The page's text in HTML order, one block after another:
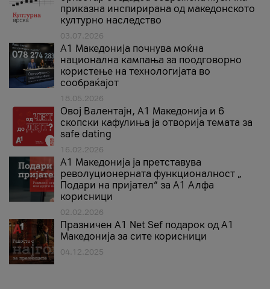
приказна инспирирана од македонското
културно наследство
03.07.2026
A1 Македонија почнува моќна
национална кампања за поодговорно
користење на технологијата во
сообраќајот
18.05.2026
Овој Валентајн, A1 Македонија и 6
скопски кафулиња ја отворија темата за
safe dating
16.02.2026
А1 Македонија ја претставува
револуционерната функционалност „
Подари на пријател“ за А1 Алфа
корисници
02.02.2026
Празничен A1 Net Sеf подарок од А1
Македонија за сите корисници
04.12.2025